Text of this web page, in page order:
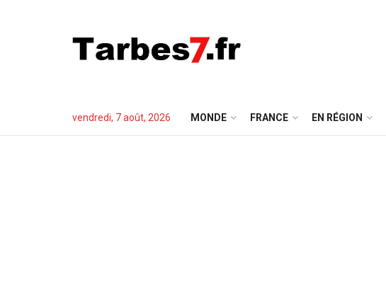
vendredi, 7 août, 2026 MONDE FRANCE EN RÉGION